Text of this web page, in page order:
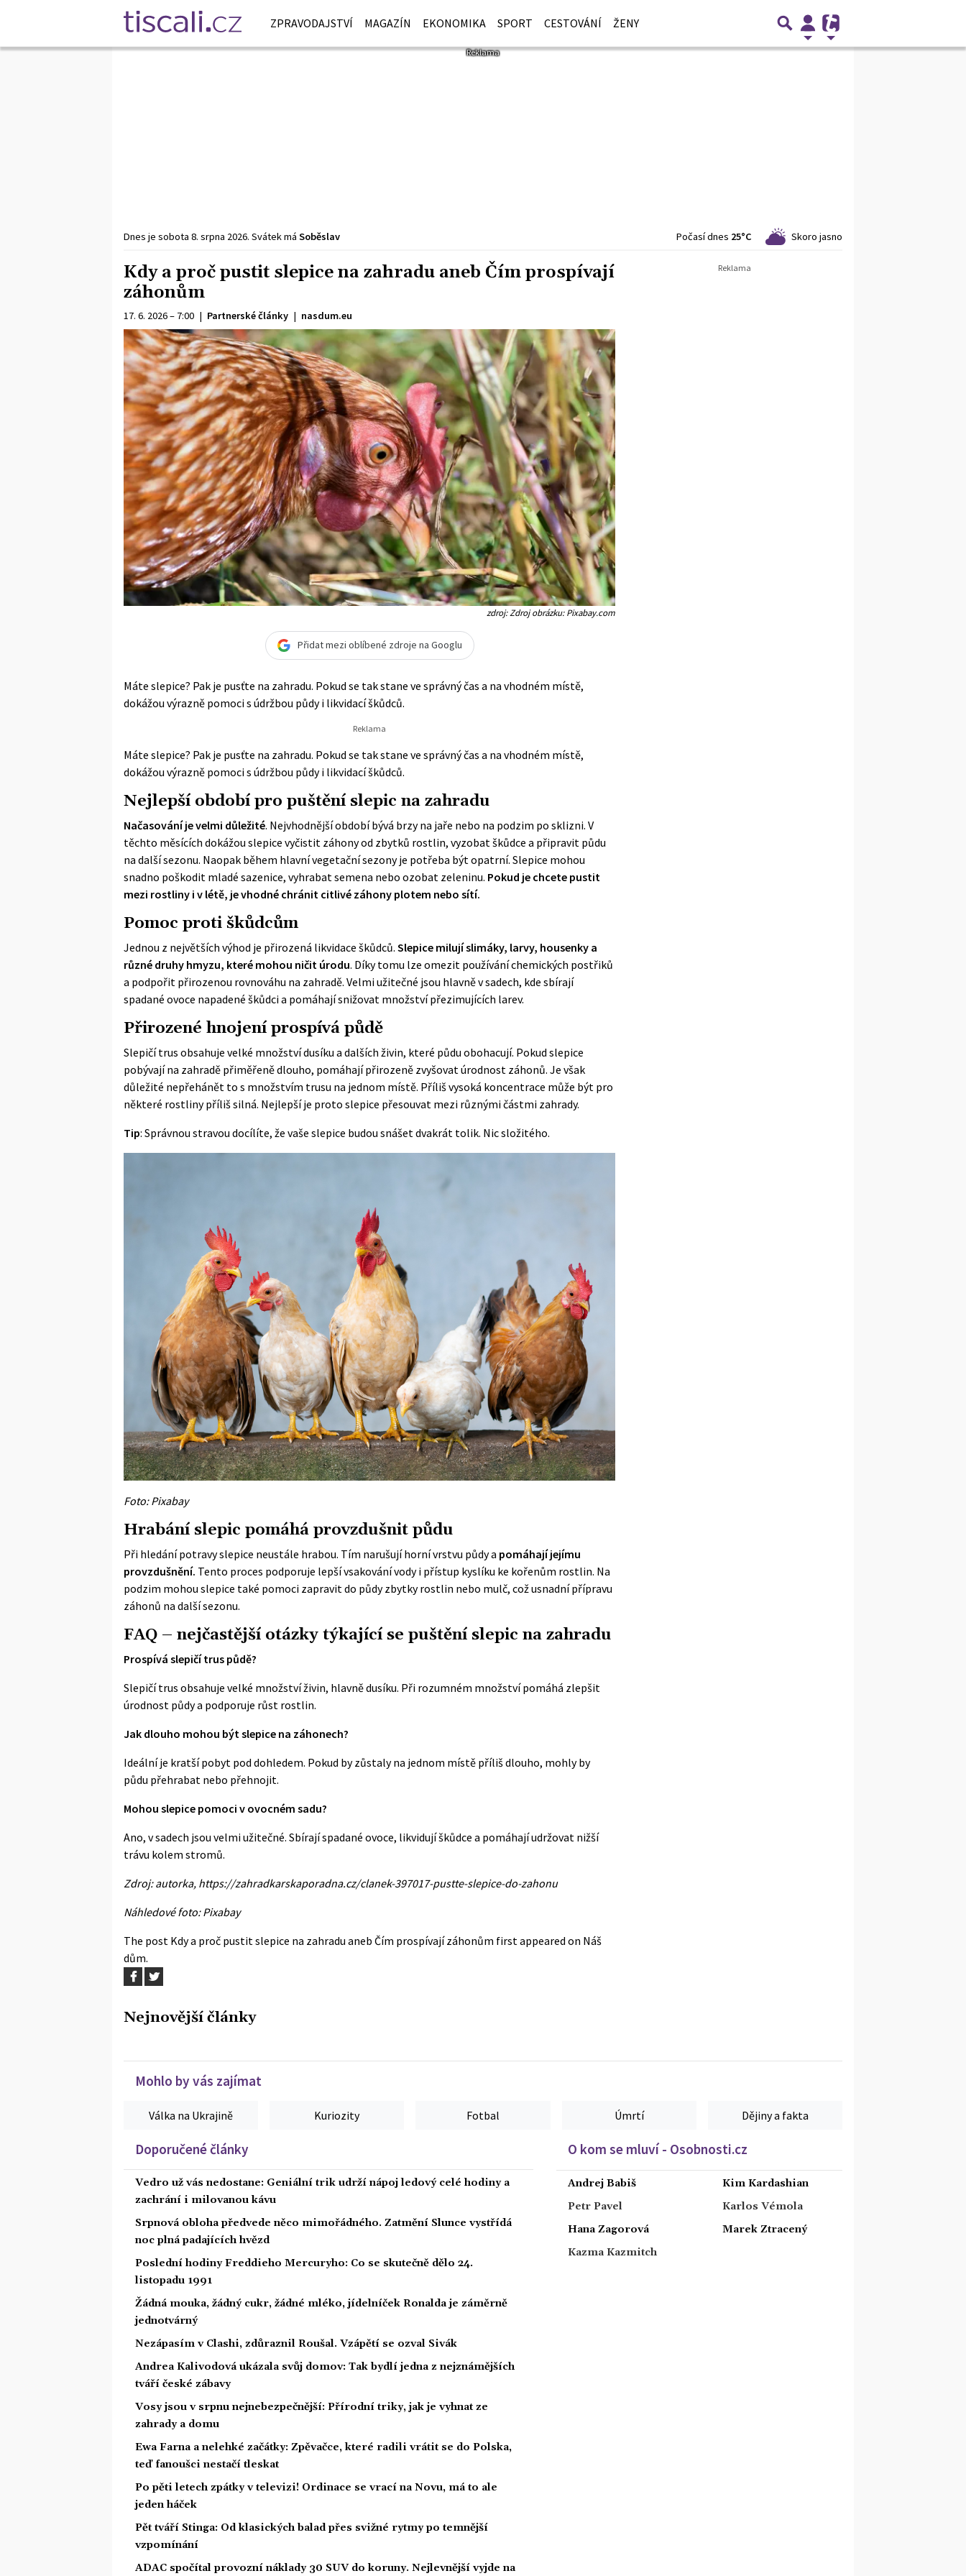
ZPRAVODAJSTVÍ MAGAZÍN EKONOMIKA SPORT CESTOVÁNÍ ŽENY
Dnes je sobota 8. srpna 2026. Svátek má Soběslav Počasí dnes 25°C Skoro jasno
Kdy a proč pustit slepice na zahradu aneb Čím prospívají
záhonům
17. 6. 2026 – 7:00 | Partnerské články | nasdum.eu
zdroj: Zdroj obrázku: Pixabay.com
Přidat mezi oblíbené zdroje na Googlu
Máte slepice? Pak je pusťte na zahradu. Pokud se tak stane ve správný čas a na vhodném místě,
dokážou výrazně pomoci s údržbou půdy i likvidací škůdců.
Máte slepice? Pak je pusťte na zahradu. Pokud se tak stane ve správný čas a na vhodném místě,
dokážou výrazně pomoci s údržbou půdy i likvidací škůdců.
Nejlepší období pro puštění slepic na zahradu
Načasování je velmi důležité. Nejvhodnější období bývá brzy na jaře nebo na podzim po sklizni. V
těchto měsících dokážou slepice vyčistit záhony od zbytků rostlin, vyzobat škůdce a připravit půdu
na další sezonu. Naopak během hlavní vegetační sezony je potřeba být opatrní. Slepice mohou
snadno poškodit mladé sazenice, vyhrabat semena nebo ozobat zeleninu. Pokud je chcete pustit
mezi rostliny i v létě, je vhodné chránit citlivé záhony plotem nebo sítí.
Pomoc proti škůdcům
Jednou z největších výhod je přirozená likvidace škůdců. Slepice milují slimáky, larvy, housenky a
různé druhy hmyzu, které mohou ničit úrodu. Díky tomu lze omezit používání chemických postřiků
a podpořit přirozenou rovnováhu na zahradě. Velmi užitečné jsou hlavně v sadech, kde sbírají
spadané ovoce napadené škůdci a pomáhají snižovat množství přezimujících larev.
Přirozené hnojení prospívá půdě
Slepičí trus obsahuje velké množství dusíku a dalších živin, které půdu obohacují. Pokud slepice
pobývají na zahradě přiměřeně dlouho, pomáhají přirozeně zvyšovat úrodnost záhonů. Je však
důležité nepřehánět to s množstvím trusu na jednom místě. Příliš vysoká koncentrace může být pro
některé rostliny příliš silná. Nejlepší je proto slepice přesouvat mezi různými částmi zahrady.
Tip: Správnou stravou docílíte, že vaše slepice budou snášet dvakrát tolik. Nic složitého.
Foto: Pixabay
Hrabání slepic pomáhá provzdušnit půdu
Při hledání potravy slepice neustále hrabou. Tím narušují horní vrstvu půdy a pomáhají jejímu
provzdušnění. Tento proces podporuje lepší vsakování vody i přístup kyslíku ke kořenům rostlin. Na
podzim mohou slepice také pomoci zapravit do půdy zbytky rostlin nebo mulč, což usnadní přípravu
záhonů na další sezonu.
FAQ – nejčastější otázky týkající se puštění slepic na zahradu
Prospívá slepičí trus půdě?
Slepičí trus obsahuje velké množství živin, hlavně dusíku. Při rozumném množství pomáhá zlepšit
úrodnost půdy a podporuje růst rostlin.
Jak dlouho mohou být slepice na záhonech?
Ideální je kratší pobyt pod dohledem. Pokud by zůstaly na jednom místě příliš dlouho, mohly by
půdu přehrabat nebo přehnojit.
Mohou slepice pomoci v ovocném sadu?
Ano, v sadech jsou velmi užitečné. Sbírají spadané ovoce, likvidují škůdce a pomáhají udržovat nižší
trávu kolem stromů.
Zdroj: autorka, https://zahradkarskaporadna.cz/clanek-397017-pustte-slepice-do-zahonu
Náhledové foto: Pixabay
The post Kdy a proč pustit slepice na zahradu aneb Čím prospívají záhonům first appeared on Náš
dům.
Nejnovější články
Mohlo by vás zajímat
Válka na Ukrajině Kuriozity Fotbal Úmrtí Dějiny a fakta
Doporučené články
Vedro už vás nedostane: Geniální trik udrží nápoj ledový celé hodiny a
zachrání i milovanou kávu
Srpnová obloha předvede něco mimořádného. Zatmění Slunce vystřídá
noc plná padajících hvězd
Poslední hodiny Freddieho Mercuryho: Co se skutečně dělo 24.
listopadu 1991
Žádná mouka, žádný cukr, žádné mléko, jídelníček Ronalda je záměrně
jednotvárný
Nezápasím v Clashi, zdůraznil Roušal. Vzápětí se ozval Sivák
Andrea Kalivodová ukázala svůj domov: Tak bydlí jedna z nejznámějších
tváří české zábavy
Vosy jsou v srpnu nejnebezpečnější: Přírodní triky, jak je vyhnat ze
zahrady a domu
Ewa Farna a nelehké začátky: Zpěvačce, které radili vrátit se do Polska,
teď fanoušci nestačí tleskat
Po pěti letech zpátky v televizi! Ordinace se vrací na Novu, má to ale
jeden háček
Pět tváří Stinga: Od klasických balad přes svižné rytmy po temnější
vzpomínání
ADAC spočítal provozní náklady 30 SUV do koruny. Nejlevnější vyjde na
O kom se mluví - Osobnosti.cz
Andrej Babiš
Petr Pavel
Hana Zagorová
Kazma Kazmitch
Kim Kardashian
Karlos Vémola
Marek Ztracený